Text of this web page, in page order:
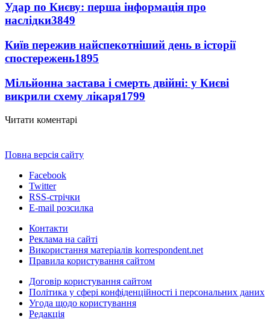
Удар по Києву: перша інформація про
наслідки3849
Київ пережив найспекотніший день в історії
спостережень1895
Мільйонна застава і смерть двійні: у Києві
викрили схему лікаря1799
Читати коментарі
Повна версія сайту
Facebook
Twitter
RSS-стрічки
E-mail розсилка
Контакти
Реклама на сайті
Використання матеріалів korrespondent.net
Правила користування сайтом
Договір користування сайтом
Політика у сфері конфіденційності і персональних даних
Угода щодо користування
Редакція